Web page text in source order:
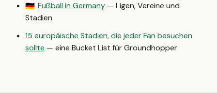
🇩🇪 Fußball in Germany — Ligen, Vereine und
Stadien
15 europäische Stadien, die jeder Fan besuchen
sollte — eine Bucket List für Groundhopper